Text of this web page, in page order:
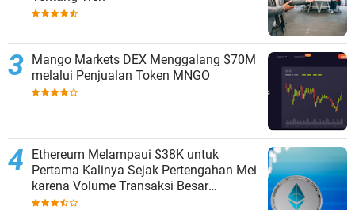
Mango Markets DEX Menggalang $70M
melalui Penjualan Token MNGO
Ethereum Melampaui $38K untuk
Pertama Kalinya Sejak Pertengahan Mei
karena Volume Transaksi Besar
Mencapai $16,15B